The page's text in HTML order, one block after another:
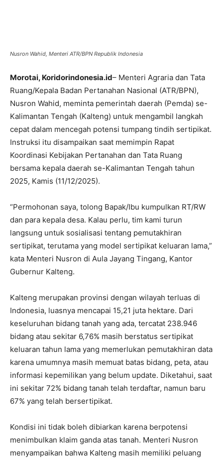
Nusron Wahid, Menteri ATR/BPN Republik Indonesia
Morotai, Koridorindonesia.id– Menteri Agraria dan Tata
Ruang/Kepala Badan Pertanahan Nasional (ATR/BPN),
Nusron Wahid, meminta pemerintah daerah (Pemda) se-
Kalimantan Tengah (Kalteng) untuk mengambil langkah
cepat dalam mencegah potensi tumpang tindih sertipikat.
Instruksi itu disampaikan saat memimpin Rapat
Koordinasi Kebijakan Pertanahan dan Tata Ruang
bersama kepala daerah se-Kalimantan Tengah tahun
2025, Kamis (11/12/2025).
‎“Permohonan saya, tolong Bapak/Ibu kumpulkan RT/RW
dan para kepala desa. Kalau perlu, tim kami turun
langsung untuk sosialisasi tentang pemutakhiran
sertipikat, terutama yang model sertipikat keluaran lama,”
kata Menteri Nusron di Aula Jayang Tingang, Kantor
Gubernur Kalteng.
‎Kalteng merupakan provinsi dengan wilayah terluas di
Indonesia, luasnya mencapai 15,21 juta hektare. Dari
keseluruhan bidang tanah yang ada, tercatat 238.946
bidang atau sekitar 6,76% masih berstatus sertipikat
keluaran tahun lama yang memerlukan pemutakhiran data
karena umumnya masih memuat batas bidang, peta, atau
informasi kepemilikan yang belum update. Diketahui, saat
ini sekitar 72% bidang tanah telah terdaftar, namun baru
67% yang telah bersertipikat.
‎Kondisi ini tidak boleh dibiarkan karena berpotensi
menimbulkan klaim ganda atas tanah. Menteri Nusron
menyampaikan bahwa Kalteng masih memiliki peluang